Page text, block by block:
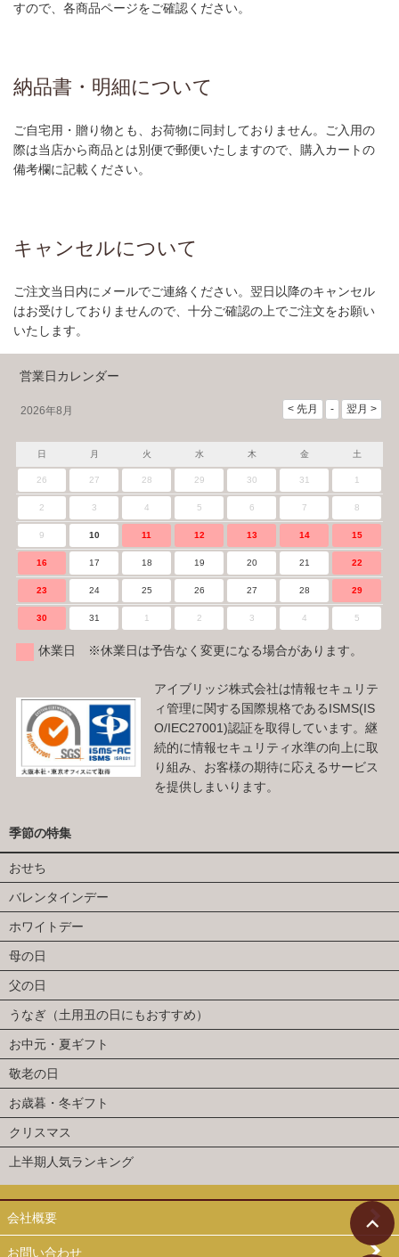
すので、各商品ページをご確認ください。
納品書・明細について
ご自宅用・贈り物とも、お荷物に同封しておりません。ご入用の
際は当店から商品とは別便で郵便いたしますので、購入カートの
備考欄に記載ください。
キャンセルについて
ご注文当日内にメールでご連絡ください。翌日以降のキャンセル
はお受けしておりませんので、十分ご確認の上でご注文をお願い
いたします。
営業日カレンダー
2026年8月
日 月 火 水 木 金 土
26 27 28 29 30 31 1
2 3 4 5 6 7 8
9 10 11 12 13 14 15
16 17 18 19 20 21 22
23 24 25 26 27 28 29
30 31 1 2 3 4 5
休業日 ※休業日は予告なく変更になる場合があります。
アイブリッジ株式会社は情報セキュリテ
ィ管理に関する国際規格であるISMS(IS
O/IEC27001)認証を取得しています。継
続的に情報セキュリティ水準の向上に取
り組み、お客様の期待に応えるサービス
を提供しまいります。
季節の特集
おせち
バレンタインデー
ホワイトデー
母の日
父の日
うなぎ（土用丑の日にもおすすめ）
お中元・夏ギフト
敬老の日
お歳暮・冬ギフト
クリスマス
上半期人気ランキング
会社概要
お問い合わせ